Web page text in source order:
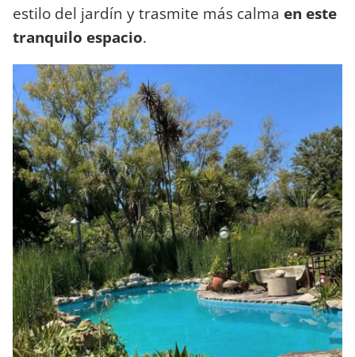
estilo del jardín y trasmite más calma en este
tranquilo espacio.